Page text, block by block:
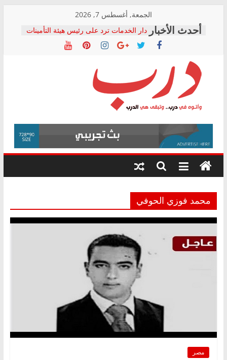
content
الجمعة, أغسطس 7, 2026
دار الخدمات ترد على رئيس هيئة التأمينات
بعد مؤتمره الصحفي: إنكار الأزمة لا ينهي
معاناة أصحاب المعاشات.. ونطالب بكشف
فرحات سليمان يكتب: القطاع الصحي إلى
أين؟
حزب التحالف الشعبي يطلق لجنة “الحق
في الصحة” بالإسكندرية لرصد الانتهاكات
ودعم المرضى
الوزاري لمدينة الصحفيين.. وانتهاء أعمال
إنشاء المبنى الإداري
المجلس القومي لحقوق الإنسان يعلن
متابعة قضية الدكتور محمد زهران.. ويؤكد:
قرينة البراءة وضمانات المحاكمة العادلة
درب
وأتوه
درب..
وتبقى
هي
محمد فوزي الحوفي
مصر